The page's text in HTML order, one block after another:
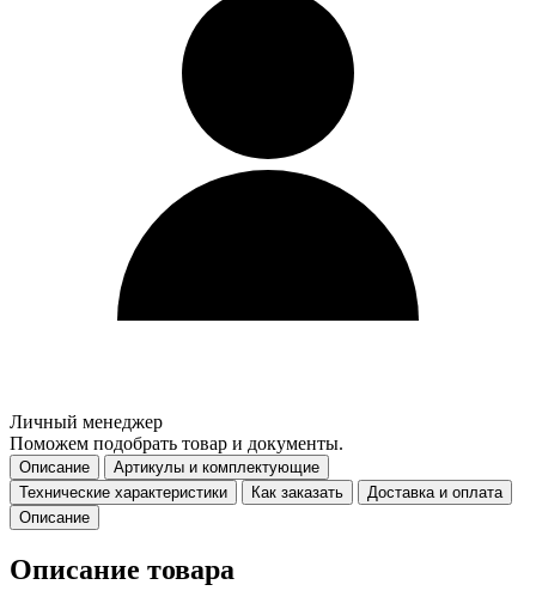
Личный менеджер
Поможем подобрать товар и документы.
Описание
Артикулы и комплектующие
Технические характеристики
Как заказать
Доставка и оплата
Описание
Описание товара